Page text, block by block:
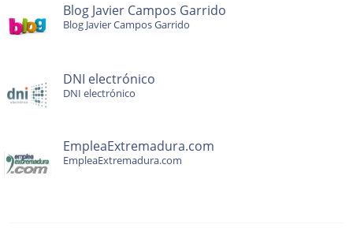
Blog Javier Campos Garrido
Blog Javier Campos Garrido
DNI electrónico
DNI electrónico
EmpleaExtremadura.com
EmpleaExtremadura.com